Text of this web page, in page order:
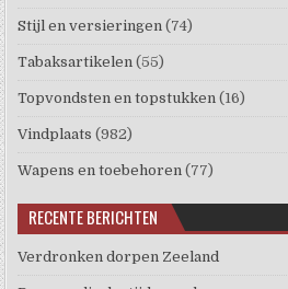
Stijl en versieringen (74)
Tabaksartikelen (55)
Topvondsten en topstukken (16)
Vindplaats (982)
Wapens en toebehoren (77)
RECENTE BERICHTEN
Verdronken dorpen Zeeland